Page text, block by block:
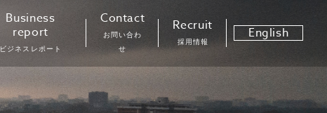
Business
report
ビジネスレポート
Contact
お問い合わ
せ
Recruit
採用情報 English